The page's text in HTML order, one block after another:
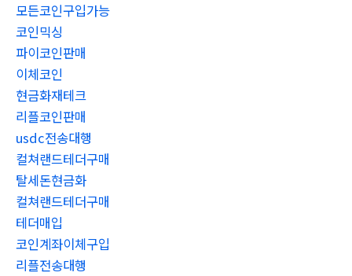
모든코인구입가능
코인믹싱
파이코인판매
이체코인
현금화재테크
리플코인판매
usdc전송대행
컬쳐랜드테더구매
탈세돈현금화
컬쳐랜드테더구매
테더매입
코인계좌이체구입
리플전송대행